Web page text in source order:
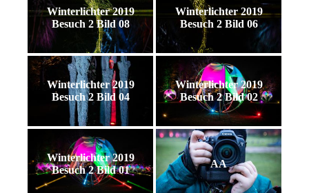
Winterlichter 2019
Besuch 2 Bild 08
Winterlichter 2019
Besuch 2 Bild 06
Winterlichter 2019
Besuch 2 Bild 04
Winterlichter 2019
Besuch 2 Bild 02
Winterlichter 2019
Besuch 2 Bild 01
AA